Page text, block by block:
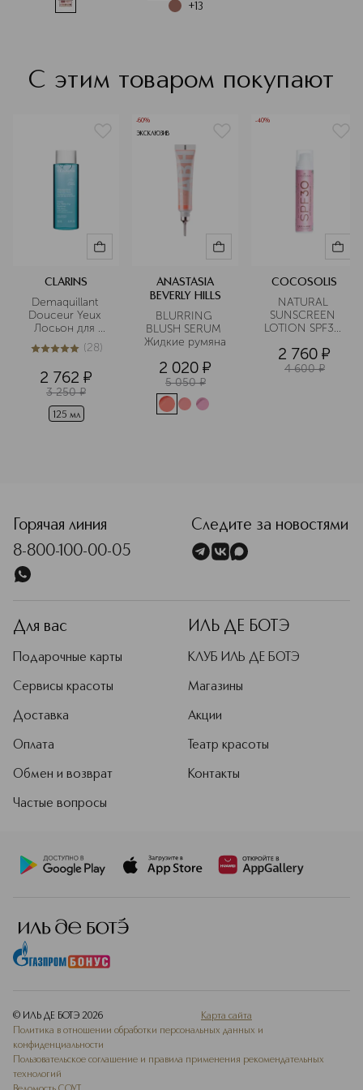
+13
С этим товаром покупают
CLARINS
Demaquillant
Douceur Yeux
Лосьон для
снятия макияжа
с
глаз
5из 528 (28)
2 762 ¤
3 250 ¤
125 мл
-60%
ЭКСКЛЮЗИВ
ANASTASIA
BEVERLY HILLS
BLURRING
BLUSH SERUM
Жидкие румяна
2 020 ¤
5 050 ¤
-40%
COCOSOLIS
NATURAL
SUNSCREEN
LOTION SPF30
солнцезащитный
для лица и тела
2 760 ¤
4 600 ¤
Горячая линия
8-800-100-00-05
Следите за новостями
Для вас
Подарочные карты
Сервисы красоты
Доставка
Оплата
Обмен и возврат
Частые вопросы
ИЛЬ ДЕ БОТЭ
КЛУБ ИЛЬ ДЕ БОТЭ
Магазины
Акции
Театр красоты
Контакты
© ИЛЬ ДЕ БОТЭ 2026
Карта сайта
Политика в отношении обработки персональных данных и
конфиденциальности
Пользовательское соглашение и правила применения рекомендательных
технологий